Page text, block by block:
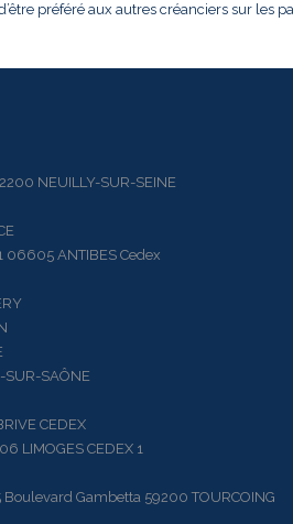
préféré aux autres créanciers sur les
NEUILLY-SUR-SEINE
ANTIBES Cedex
SAÔNE
CEDEX
CEDEX 1
Gambetta 59200 TOURCOING